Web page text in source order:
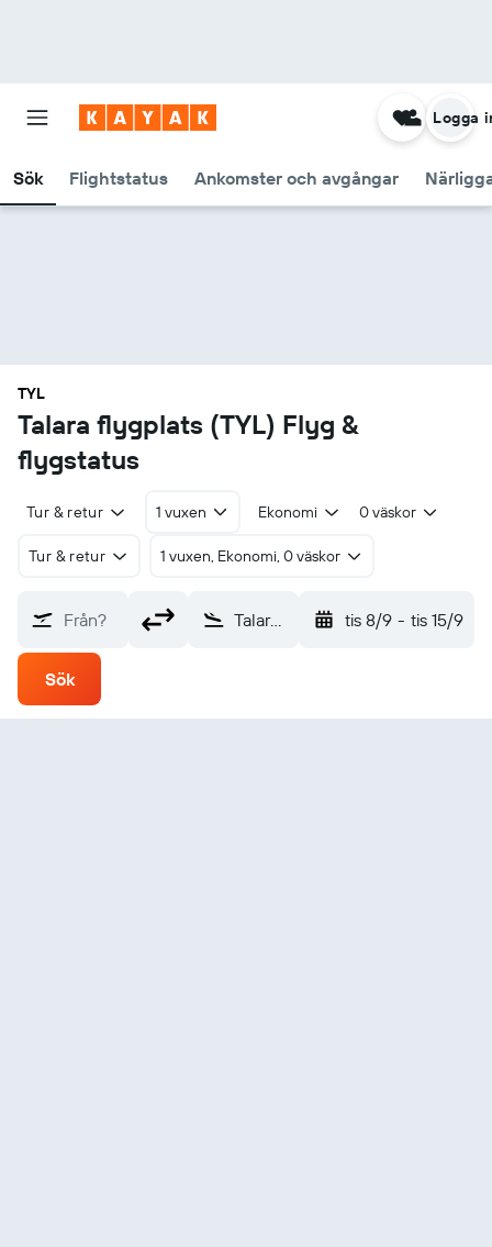
Sök Flightstatus Ankomster och avgångar
Logga
TYL
Talara flygplats (TYL) Flyg &
flygstatus
Tur & retur 1 vuxen Ekonomi 0 väskor
Tur & retur 1 vuxen, Ekonomi, 0 väskor
Från? Talara (TYL) tis 8/9 - tis 15/9
Sök